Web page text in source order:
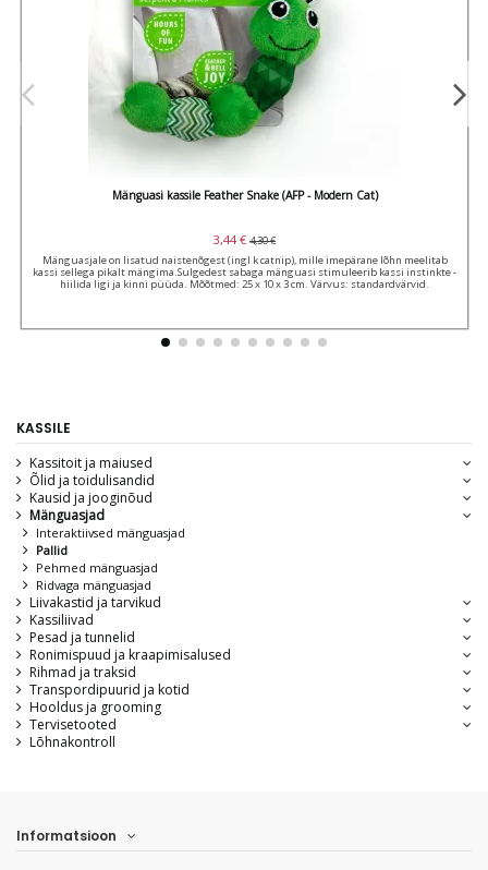
Mänguasi kassile Feather Snake (AFP - Modern Cat)
3,44 € 4,30 €
Mänguasjale on lisatud naistenõgest (ingl k catnip), mille imepärane lõhn meelitab
kassi sellega pikalt mängima.Sulgedest sabaga mänguasi stimuleerib kassi instinkte -
hiilida ligi ja kinni püüda. Mõõtmed: 25 x 10 x 3 cm. Värvus: standardvärvid.
KASSILE
Kassitoit ja maiused
Õlid ja toidulisandid
Kausid ja jooginõud
Mänguasjad
Interaktiivsed mänguasjad
Pallid
Pehmed mänguasjad
Ridvaga mänguasjad
Liivakastid ja tarvikud
Kassiliivad
Pesad ja tunnelid
Ronimispuud ja kraapimisalused
Rihmad ja traksid
Transpordipuurid ja kotid
Hooldus ja grooming
Tervisetooted
Lõhnakontroll
Informatsioon